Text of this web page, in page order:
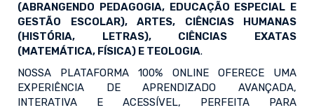
(ABRANGENDO PEDAGOGIA, EDUCAÇÃO ESPECIAL E
GESTÃO ESCOLAR), ARTES, CIÊNCIAS HUMANAS
(HISTÓRIA, LETRAS), CIÊNCIAS EXATAS
(MATEMÁTICA, FÍSICA) E TEOLOGIA.
NOSSA PLATAFORMA 100% ONLINE OFERECE UMA
EXPERIÊNCIA DE APRENDIZADO AVANÇADA,
INTERATIVA E ACESSÍVEL, PERFEITA PARA